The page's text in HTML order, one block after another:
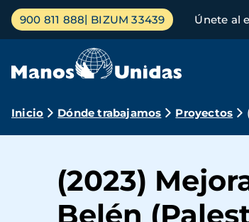
Pasar
contenido
Menú
principal
900 811 888 BIZUM 33439 Únete al
Ruta
navegación
Inicio Dónde trabajamos Proyectos
(2023)
Belén